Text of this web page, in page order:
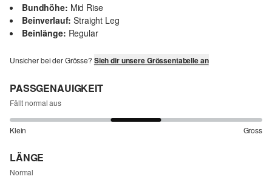
Bundhöhe: Mid Rise
Beinverlauf: Straight Leg
Beinlänge: Regular
Unsicher bei der Grösse? Sieh dir unsere Grössentabelle an
PASSGENAUIGKEIT
Fällt normal aus
Klein Gross
LÄNGE
Normal